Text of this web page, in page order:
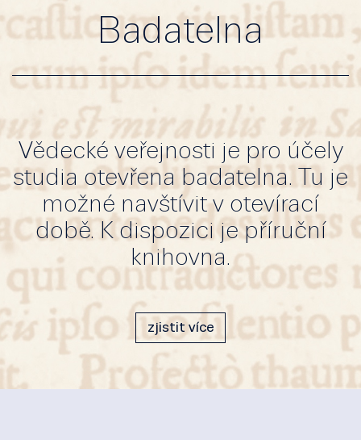
Badatelna
Vědecké veřejnosti je pro účely
studia otevřena badatelna. Tu je
možné navštívit v otevírací
době. K dispozici je příruční
knihovna.
zjistit více